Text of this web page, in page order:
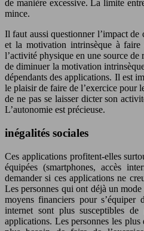
de manière excessive. La limite
mince.
Il faut aussi questionner l’impact de
et la motivation intrinsèque à faire
l’activité physique en une source de
de diminuer la motivation
dépendants des applications. Il est
le plaisir de faire de l’exercice pour
de ne pas se laisser dicter son
L’autonomie est précieuse.
inégalités sociales
Ces applications profitent-elles
équipées (smartphones, accès
demander si ces applications ne
Les personnes qui ont déjà un
moyens financiers pour s’équiper
internet sont plus susceptibles
applications. Les personnes les